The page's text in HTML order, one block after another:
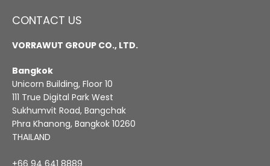
CONTACT US
VORRAWUT GROUP CO., LTD.
Bangkok
Unicorn Building, Floor 10
111 True Digital Park West
Sukhumvit Road, Bangchak
Phra Khanong, Bangkok 10260
THAILAND